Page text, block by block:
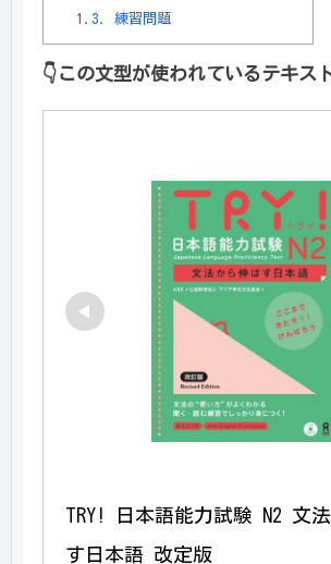
1.3.
練習問題
👇この文型が使われているテキス
TRY! 日本語能力試験 N2 文
す日本語 改定版